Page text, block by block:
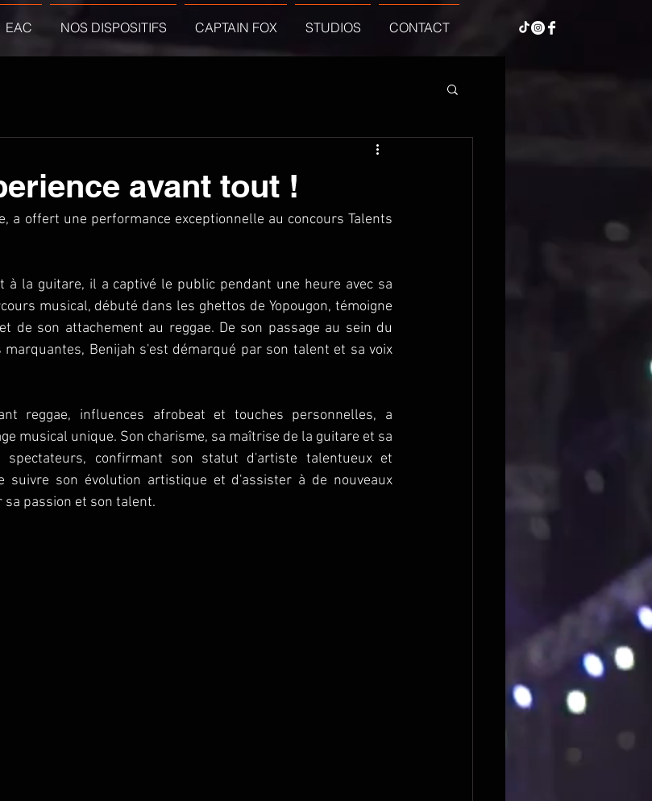
EAC NOS DISPOSITIFS CAPTAIN FOX STUDIOS CONTACT
avant tout !
a offert une performance exceptionnelle au concours Talents
à la guitare, il a captivé le public pendant une heure avec sa
musical, débuté dans les ghettos de Yopougon, témoigne
de son attachement au reggae. De son passage au sein du
marquantes, Benijah s'est démarqué par son talent et sa voix
reggae, influences afrobeat et touches personnelles, a
musical unique. Son charisme, sa maîtrise de la guitare et sa
confirmant son statut d'artiste talentueux et
suivre son évolution artistique et d'assister à de nouveaux
passion et son talent.